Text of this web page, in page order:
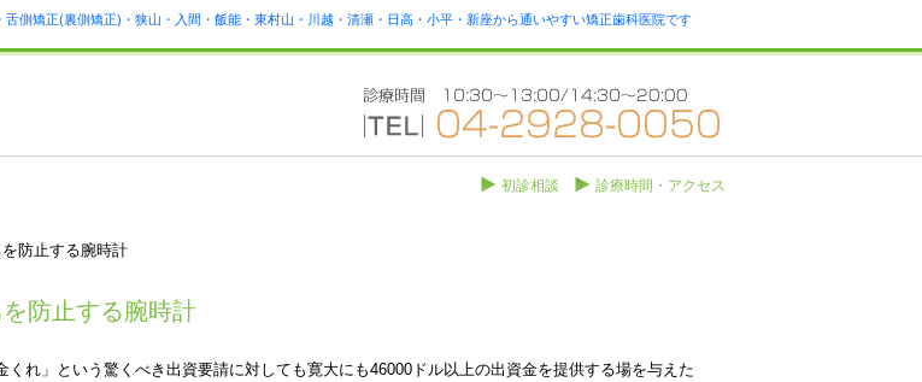
矯正(裏側矯正)・狭山・入間・飯能・東村山・川越・清瀬・日高・小平・新座から通いやすい矯正歯科医院です
診療時間・アクセス
初診相談
防止する腕時計
を防止する腕時計
くれ」という驚くべき出資要請に対しても寛大にも46000ドル以上の出資金を提供する場を与えた